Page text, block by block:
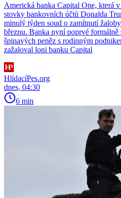
Americká banka Capital One, která
stovky bankovních účtů Donalda
minulý týden soud o zamítnutí
březnu. Banka nyní poprvé
špinavých peněz s rodinným
zažaloval loni banku Capital
HlídacíPes.org
dnes, 04:30
6 min